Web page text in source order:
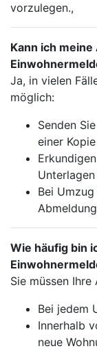
vorzulegen.,
Kann ich
Ja, in vielen
möglich:
Senden
einer
Bei
Wie häufig bin
Sie müssen
Bei jedem
Innerhalb
neue